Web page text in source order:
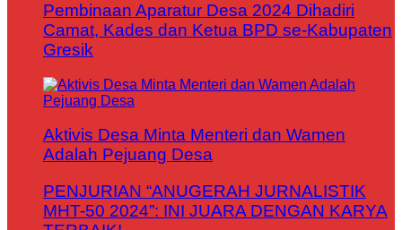
Pembinaan Aparatur Desa 2024 Dihadiri
Camat, Kades dan Ketua BPD se-Kabupaten
Gresik
Aktivis Desa Minta Menteri dan Wamen
Adalah Pejuang Desa
PENJURIAN “ANUGERAH JURNALISTIK
MHT-50 2024”: INI JUARA DENGAN KARYA